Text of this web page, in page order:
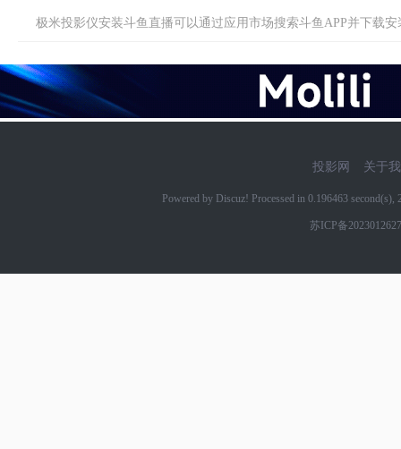
极米投影仪安装斗鱼直播可以通过应用市场搜索斗鱼APP并下载
投影网 关于
Powered by Discuz! Processed in 0.196463
苏ICP备